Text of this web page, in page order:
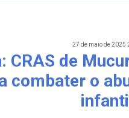
27 de maio de 2025
CRAS de
combater o